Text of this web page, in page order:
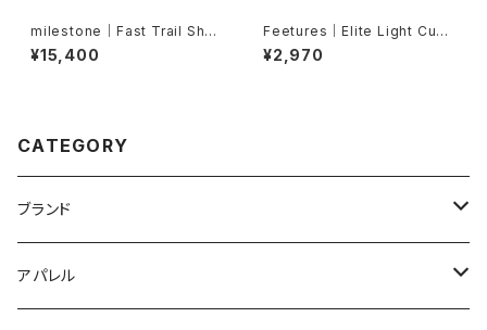
milestone｜Fast Trail Shor
ts（グレーシャーシルバー）
¥15,400
Feetures｜Elite Light Cush
ion Mini Crew -Candy Cour
t
¥2,970
CATEGORY
ブランド
2XU
アパレル